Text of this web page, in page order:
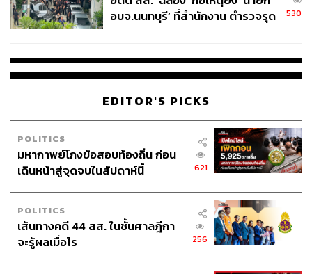
อบจ.นนทบุรี’ ที่สำนักงาน ตำรวจรุด
530
EDITOR'S PICKS
POLITICS
มหากาพย์โกงข้อสอบท้องถิ่น ก่อน
เดินหน้าสู่จุดจบในสัปดาห์นี้
621
POLITICS
เส้นทางคดี 44 สส. ในชั้นศาลฎีกา
จะรู้ผลเมื่อไร
256